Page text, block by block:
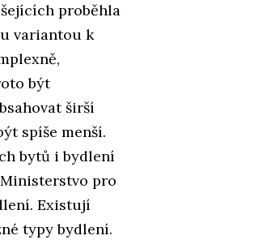
proběhla
variantou k
být
širší
spíše menší.
bytů i bydlení
pro
Existují
typy bydlení.